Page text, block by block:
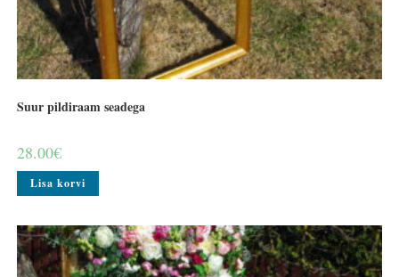
Suur pildiraam seadega
28.00€
Lisa korvi